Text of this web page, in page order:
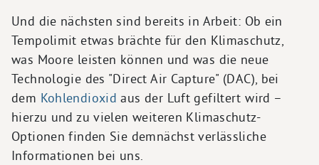
Und die nächsten sind bereits in Arbeit: Ob ein
Tempolimit etwas brächte für den Klimaschutz,
was Moore leisten können und was die neue
Technologie des "Direct Air Capture" (DAC), bei
dem Kohlendioxid aus der Luft gefiltert wird –
hierzu und zu vielen weiteren Klimaschutz-
Optionen finden Sie demnächst verlässliche
Informationen bei uns.